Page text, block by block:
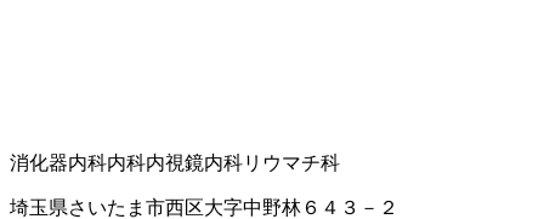
消化器内科内科内視鏡内科リウマチ科
埼玉県さいたま市西区大字中野林６４３－２